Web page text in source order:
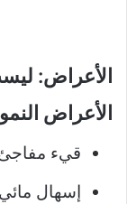
الأعراض:
الأعراض
قيء مفاجئ (80% من
إسهال مائي